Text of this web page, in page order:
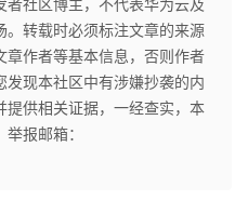
者社区博主，不代表华为云及
。转载时必须标注文章的来源
章作者等基本信息，否则作者
现本社区中有涉嫌抄袭的内
提供相关证据，一经查实，本
报邮箱：